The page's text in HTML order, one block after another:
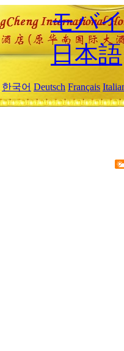
モバ
日本語
한국어 Deutsch Français